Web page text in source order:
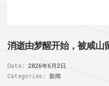
消逝由梦醒开始，被咸山
Date: 2026年6月2日
Categories:
新闻